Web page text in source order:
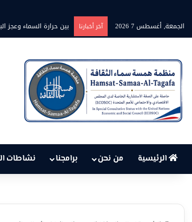
الجمعة, أغسطس 7 2026
آخر أخبارنا بين حرارة السماء وعجز
الرئيسية من نحن برامجنا نشاطات